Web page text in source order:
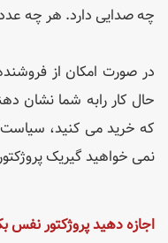
چه صدایی دارد. هر چه
در صورت امکان از
حال کار رابه شما نشان
که خرید می کنید،
نمی خواهید گیریک
اجازه دهید پروژکتور نفس